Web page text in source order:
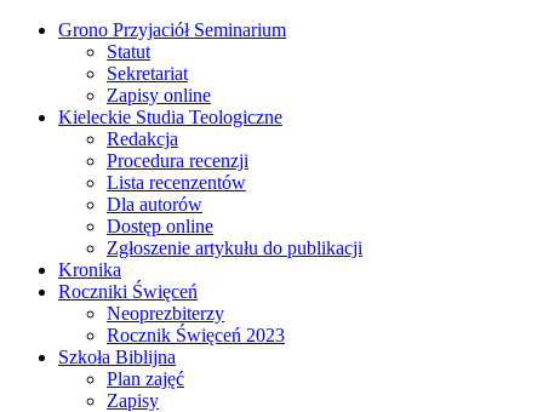
Przejdź
zawartości
Grono Przyjaciół Seminarium
Statut
Sekretariat
Zapisy online
Kieleckie Studia Teologiczne
Redakcja
Procedura recenzji
Lista recenzentów
Dla autorów
Dostęp online
Zgłoszenie artykułu do publikacji
Kronika
Roczniki Święceń
Neoprezbiterzy
Rocznik Święceń 2023
Szkoła Biblijna
Plan zajęć
Zapisy